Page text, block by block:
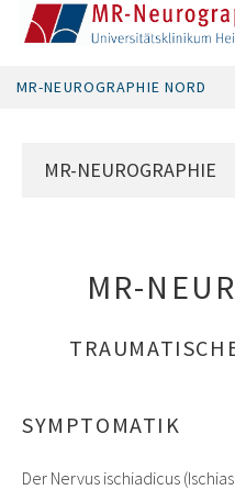
MR-NEUROGRAPHIE NORD
MR-NEUROGRAPHIE
MR-
SYMPTOMATIK
Der Nervus ischiadicus